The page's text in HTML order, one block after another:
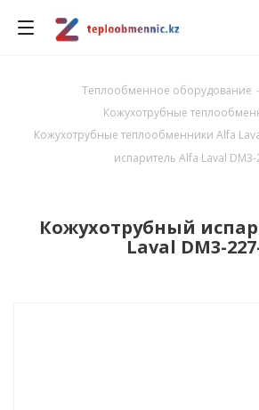
Теплообменное оборудование -
Кожухотрубные
Кожухотрубные теплообменники Alfa
испаритель Alfa Laval DM3-
Кожухотрубный
Laval DM3-